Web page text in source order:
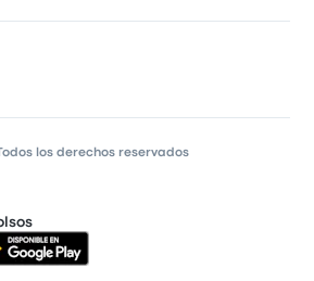
los derechos reservados